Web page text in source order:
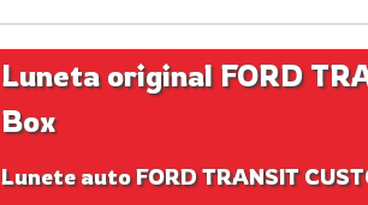
Luneta original FORD
Box
Lunete auto FORD TRANSIT